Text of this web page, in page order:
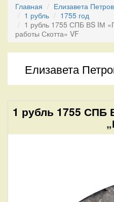
Главная Елизавета
1 рубль
1755 год
1 рубль 1755 СПБ ВS IМ
работы Скотта» VF
Елизавета
1 рубль 1755 СПБ